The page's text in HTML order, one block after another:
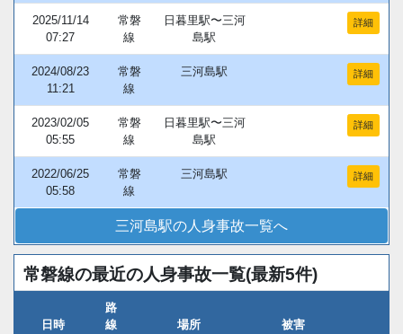
2025/11/14
07:27
常磐
線
日暮里駅〜三河
島駅
詳細
2024/08/23
11:21
常磐
線
三河島駅 詳細
2023/02/05
05:55
常磐
線
日暮里駅〜三河
島駅
詳細
2022/06/25
05:58
常磐
線
三河島駅 詳細
三河島駅の人身事故一覧へ
常磐線の最近の人身事故一覧(最新5件)
日時
路
線
場所 被害